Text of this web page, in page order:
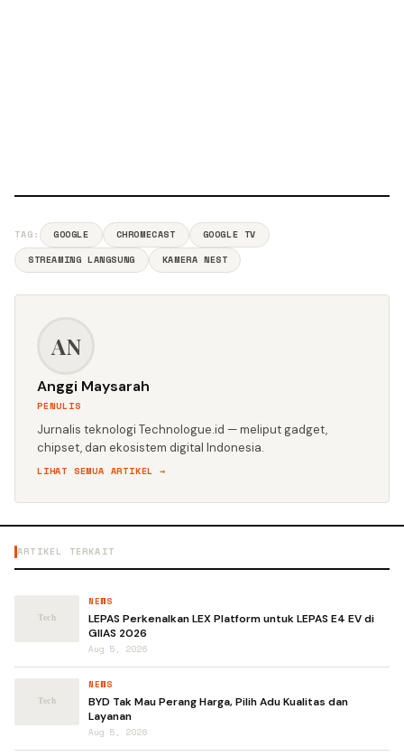
TAG: GOOGLE CHROMECAST
GOOGLE TV
STREAMING LANGSUNG
KAMERA NEST
AN
Anggi Maysarah
PENULIS
Jurnalis teknologi Technologue.id — meliput gadget,
chipset, dan ekosistem digital Indonesia.
LIHAT SEMUA ARTIKEL →
ARTIKEL TERKAIT
NEWS
LEPAS Perkenalkan LEX Platform untuk LEPAS E4 EV di
GIIAS 2026
Aug 5, 2026
NEWS
BYD Tak Mau Perang Harga, Pilih Adu Kualitas dan
Layanan
Aug 5, 2026